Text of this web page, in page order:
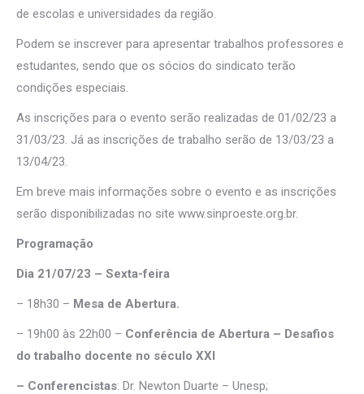
de escolas e universidades da região.
Podem se inscrever para apresentar trabalhos professores e
estudantes, sendo que os sócios do sindicato terão
condições especiais.
As inscrições para o evento serão realizadas de 01/02/23 a
31/03/23. Já as inscrições de trabalho serão de 13/03/23 a
13/04/23.
Em breve mais informações sobre o evento e as inscrições
serão disponibilizadas no site www.sinproeste.org.br.
Programação
Dia 21/07/23 – Sexta-feira
– 18h30 – Mesa de Abertura.
– 19h00 às 22h00 – Conferência de Abertura – Desafios
do trabalho docente no século XXI
– Conferencistas: Dr. Newton Duarte – Unesp;